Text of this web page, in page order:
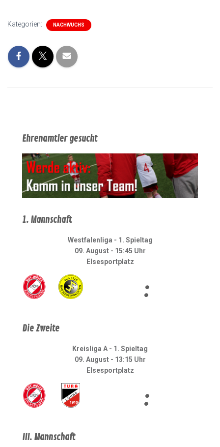
Kategorien: NACHWUCHS
Ehrenamtler gesucht
1. Mannschaft
Westfalenliga - 1. Spieltag
09. August - 15:45 Uhr
Elsesportplatz
:
Die Zweite
Kreisliga A - 1. Spieltag
09. August - 13:15 Uhr
Elsesportplatz
:
III. Mannschaft